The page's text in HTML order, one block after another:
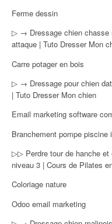
Ferme dessin
▷ → Dressage chien chasse
attaque | Tuto Dresser Mon
Carre potager en bois
▷ → Dressage pour chien
| Tuto Dresser Mon chien
Email marketing software
Branchement pompe piscine
▷▷ Perdre tour de hanche
niveau 3 | Cours de Pilates
Coloriage nature
Odoo email marketing